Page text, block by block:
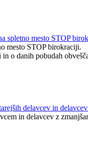
spletno mesto STOP
mesto STOP birokraciji.
o danih pobudah
delavcev in
in delavcev z